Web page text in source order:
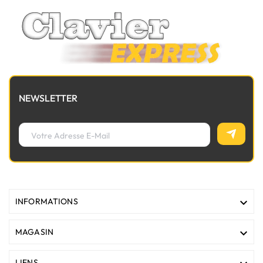
NEWSLETTER
INFORMATIONS 
MAGASIN 